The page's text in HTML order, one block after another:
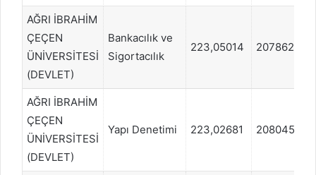
AĞRI İBRAHİM
ÇEÇEN
ÜNİVERSİTESİ
(DEVLET)
Bankacılık ve
Sigortacılık
223,05014 2078621
AĞRI İBRAHİM
ÇEÇEN
ÜNİVERSİTESİ
(DEVLET)
Yapı Denetimi 223,02681 2080452